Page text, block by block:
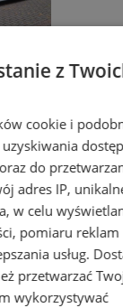
z
cookie i
do
adres IP,
w celu
pomiaru reklam
usług.
przetwarzać
wykorzystywać